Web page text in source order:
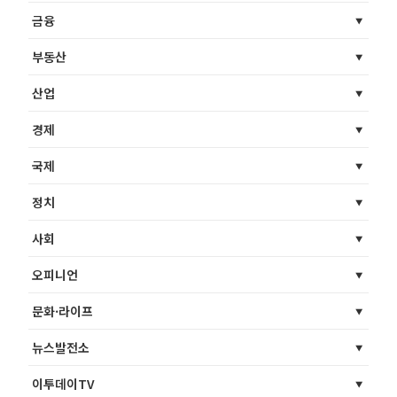
금융
부동산
산업
경제
국제
정치
사회
오피니언
문화·라이프
뉴스발전소
이투데이TV